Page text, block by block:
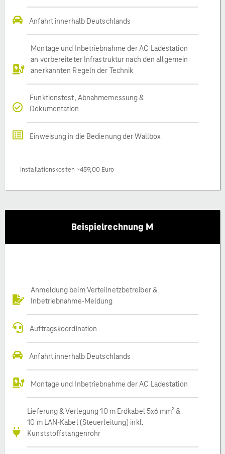
Anfahrt innerhalb Deutschlands
Montage und Inbetriebnahme der AC Ladestation
an vorbereiteter Infrastruktur nach den allgemein
anerkannten Regeln der Technik
Funktionstest, Abnahmemessung &
Dokumentation
Einweisung in die Bedienung der Wallbox
Installationskosten ~459,00 Euro
Beispielrechnung M
Anmeldung beim Verteilnetzbetreiber &
Inbetriebnahme-Meldung
Auftragskoordination
Anfahrt innerhalb Deutschlands
Montage und Inbetriebnahme der AC Ladestation
Lieferung & Verlegung 10 m Erdkabel 5x6 mm² &
10 m LAN-Kabel (Steuerleitung) inkl.
Kunststoffstangenrohr